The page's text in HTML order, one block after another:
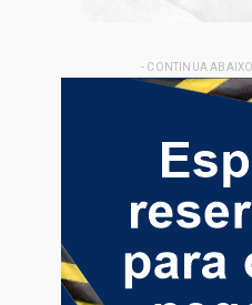
- CONTINUA